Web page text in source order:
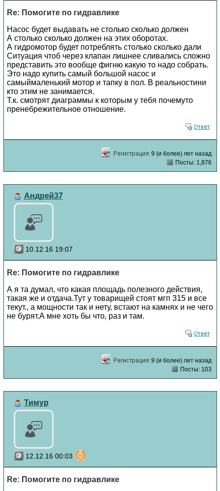
Re: Помогите по гидравлике
Насос будет выдавать не столько сколько должен
А столько сколько должен на этих оборотах.
А гидромотор будет потреблять столько сколько дали
Ситуация чтоб через клапан лишнее сливались сложно
представить это вообще фигню какую то надо собрать.
Это надо купить самый большой насос и
самыймаленький мотор и тапку в пол. В реальностини
кто этим не занимается.
Т.к. смотрят диаграммы к которым у тебя почемуто
пренебрежительное отношение.
9 (и более) лет назад
Посты: 1,876
Андрей37
10.12.16 19:07
Re: Помогите по гидравлике
А я та думал, что какая площадь полезного действия,
такая же и отдача.Тут у товарищей стоят мгп 315 и все
текут., а мощности так и нету, встают на камнях и не чего
не бурят.А мне хоть бы что, раз и там.
9 (и более) лет назад
Посты: 103
Тимур
12.12.16 00:03
Re: Помогите по гидравлике